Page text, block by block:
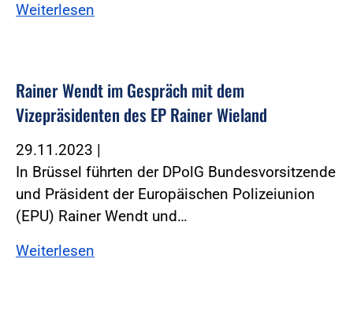
Weiterlesen
Rainer Wendt im Gespräch mit dem
Vizepräsidenten des EP Rainer Wieland
29.11.2023 |
In Brüssel führten der DPolG Bundesvorsitzende
und Präsident der Europäischen Polizeiunion
(EPU) Rainer Wendt und…
Weiterlesen